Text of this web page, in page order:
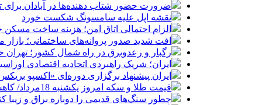
ضرورت حضور شتاب ‌دهنده‌ها در آبادان
نقشه اپل علیه سامسونگ شکست خورد
الزام احتمالی اتاق امن؛ هزینه ساخت مسکن
افت شدید صدور پروانه‌های ساختمانی؛
رگبار و رعدوبرق در راه شمال کشور؛
ایران؛ شریک راهبردی اتحادیه اقتصادی
ایران پیشنهاد برگزاری دوره‌ای «اکسپو
قیمت طلا و سکه امروز یکشنبه 18مرداد/ کاهش همه قیمت ها + جدول
چطور سنگ‌های قدیمی را دوباره براق و زیبا